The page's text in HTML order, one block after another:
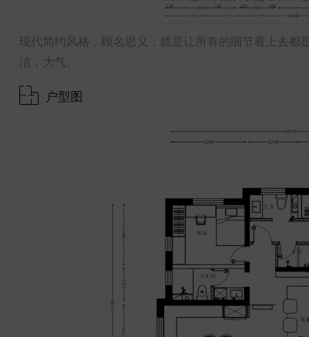
现代简约风格，顾名思义，就是让所有的细节看上去
洁，大气。
户型图